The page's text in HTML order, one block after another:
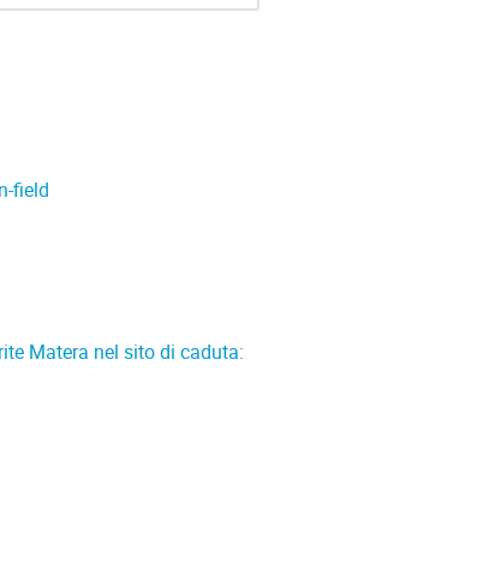
field
Matera nel sito di caduta: